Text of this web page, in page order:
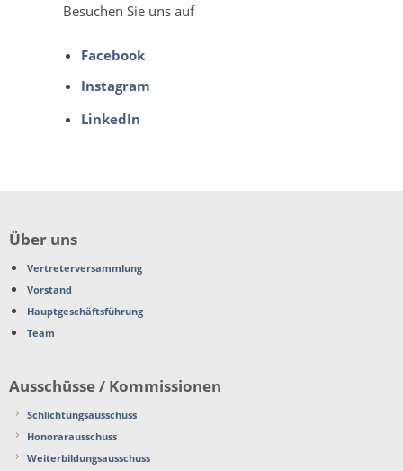
Besuchen Sie uns auf
Facebook
Instagram
LinkedIn
Über uns
Vertreterversammlung
Vorstand
Hauptgeschäftsführung
Team
Ausschüsse / Kommissionen
Schlichtungsausschuss
Honorarausschuss
Weiterbildungsausschuss